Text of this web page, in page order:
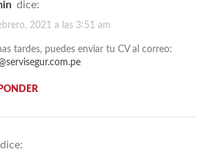
dice:
2021 a las 3:51 am
tardes, puedes enviar tu CV al correo:
dice: